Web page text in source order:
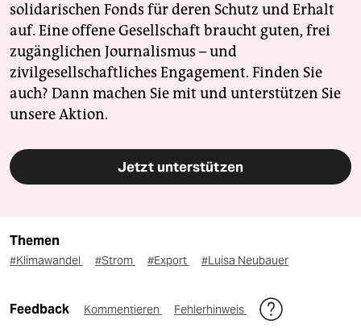
solidarischen Fonds für deren Schutz und Erhalt
auf. Eine offene Gesellschaft braucht guten, frei
zugänglichen Journalismus – und
zivilgesellschaftliches Engagement. Finden Sie
auch? Dann machen Sie mit und unterstützen Sie
unsere Aktion.
Jetzt unterstützen
Themen
#Klimawandel #Strom #Export #Luisa Neubauer
Feedback Kommentieren Fehlerhinweis